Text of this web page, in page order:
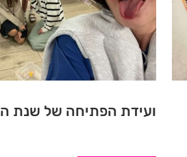
ועידת הפתיחה של שנת ה100!